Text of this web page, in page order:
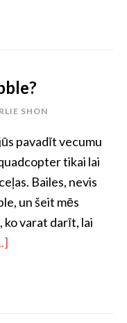
SHON
pavadīt vecumu
tikai lai
Bailes, nevis
un šeit mēs
ko varat darīt, lai